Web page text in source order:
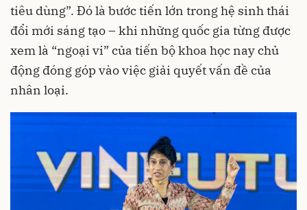
tiêu dùng”. Đó là bước tiến lớn trong hệ sinh thái
đổi mới sáng tạo – khi những quốc gia từng được
xem là “ngoại vi” của tiến bộ khoa học nay chủ
động đóng góp vào việc giải quyết vấn đề của
nhân loại.